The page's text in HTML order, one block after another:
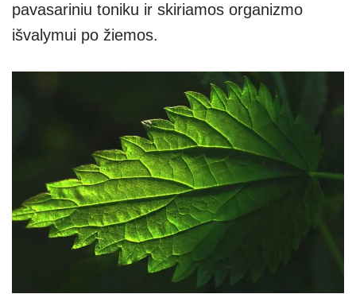
pavasariniu toniku ir skiriamos organizmo
išvalymui po žiemos.